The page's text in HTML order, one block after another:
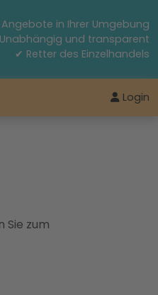
in Ihrer Umgebung
und transparent
✔ Retter des Einzelhandels
Login
Sie zum